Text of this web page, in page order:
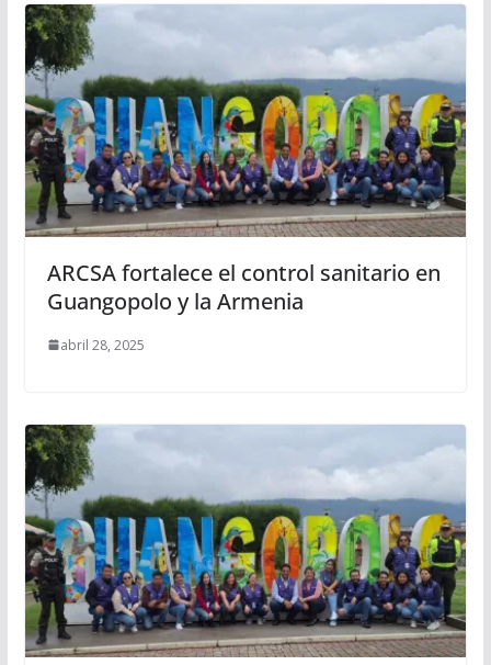
ARCSA fortalece el control sanitario en
Guangopolo y la Armenia
abril 28, 2025